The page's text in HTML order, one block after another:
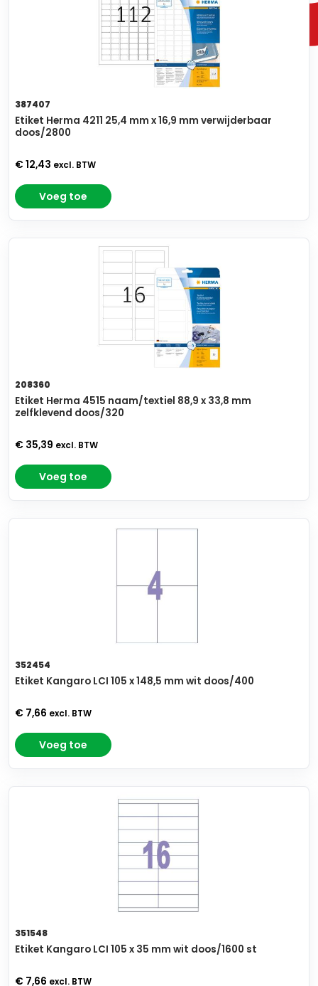
387407
Etiket Herma 4211 25,4 mm x 16,9 mm verwijderbaar
doos/2800
€ 12,43 excl. BTW
Voeg toe
208360
Etiket Herma 4515 naam/textiel 88,9 x 33,8 mm
zelfklevend doos/320
€ 35,39 excl. BTW
Voeg toe
352454
Etiket Kangaro LCI 105 x 148,5 mm wit doos/400
€ 7,66 excl. BTW
Voeg toe
351548
Etiket Kangaro LCI 105 x 35 mm wit doos/1600 st
€ 7,66 excl. BTW